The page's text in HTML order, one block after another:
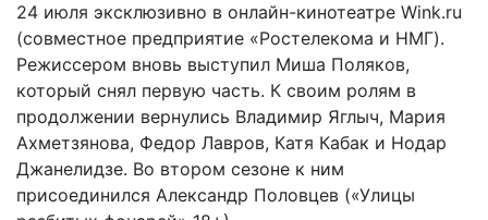
24 июля эксклюзивно в онлайн-кинотеатре Wink.ru
(совместное предприятие «Ростелекома и НМГ).
Режиссером вновь выступил Миша Поляков,
который снял первую часть. К своим ролям в
продолжении вернулись Владимир Яглыч, Мария
Ахметзянова, Федор Лавров, Катя Кабак и Нодар
Джанелидзе. Во втором сезоне к ним
присоединился Александр Половцев («Улицы